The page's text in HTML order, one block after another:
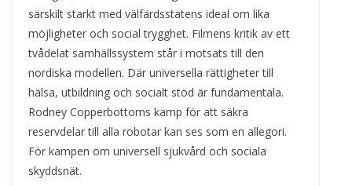
särskilt starkt med välfärdsstatens ideal om lika
möjligheter och social trygghet. Filmens kritik av ett
tvådelat samhällssystem står i motsats till den
nordiska modellen. Där universella rättigheter till
hälsa, utbildning och socialt stöd är fundamentala.
Rodney Copperbottoms kamp för att säkra
reservdelar till alla robotar kan ses som en allegori.
För kampen om universell sjukvård och sociala
skyddsnät.